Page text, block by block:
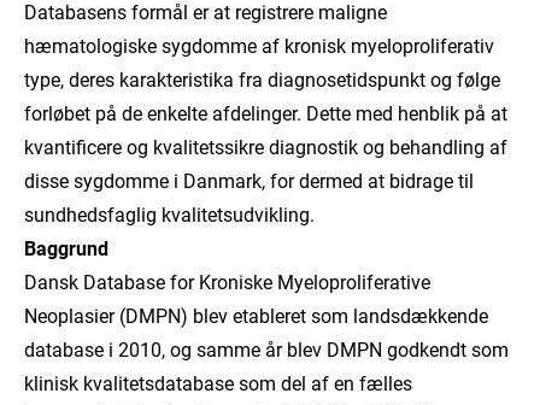
Databasens formål er at registrere maligne
hæmatologiske sygdomme af kronisk myeloproliferativ
type, deres karakteristika fra diagnosetidspunkt og følge
forløbet på de enkelte afdelinger. Dette med henblik på at
kvantificere og kvalitetssikre diagnostik og behandling af
disse sygdomme i Danmark, for dermed at bidrage til
sundhedsfaglig kvalitetsudvikling.
Baggrund
Dansk Database for Kroniske Myeloproliferative
Neoplasier (DMPN) blev etableret som landsdækkende
database i 2010, og samme år blev DMPN godkendt som
klinisk kvalitetsdatabase som del af en fælles